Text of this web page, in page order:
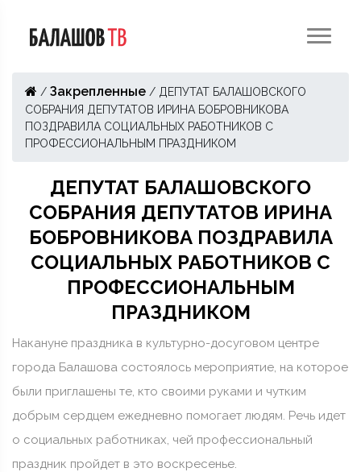
/ Закрепленные / ДЕПУТАТ БАЛАШОВСКОГО
СОБРАНИЯ ДЕПУТАТОВ ИРИНА БОБРОВНИКОВА
ПОЗДРАВИЛА СОЦИАЛЬНЫХ РАБОТНИКОВ С
ПРОФЕССИОНАЛЬНЫМ ПРАЗДНИКОМ
ДЕПУТАТ БАЛАШОВСКОГО
СОБРАНИЯ ДЕПУТАТОВ ИРИНА
БОБРОВНИКОВА ПОЗДРАВИЛА
СОЦИАЛЬНЫХ РАБОТНИКОВ С
ПРОФЕССИОНАЛЬНЫМ
ПРАЗДНИКОМ
Накануне праздника в культурно-досуговом центре
города Балашова состоялось мероприятие, на которое
были приглашены те, кто своими руками и чутким
добрым сердцем ежедневно помогает людям. Речь идет
о социальных работниках, чей профессиональный
праздник пройдет в это воскресенье.